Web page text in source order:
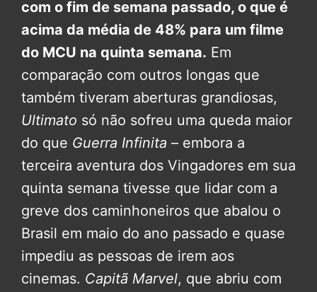
com o fim de semana passado, o que é
acima da média de 48% para um filme
do MCU na quinta semana. Em
comparação com outros longas que
também tiveram aberturas grandiosas,
Ultimato só não sofreu uma queda maior
do que Guerra Infinita – embora a
terceira aventura dos Vingadores em sua
quinta semana tivesse que lidar com a
greve dos caminhoneiros que abalou o
Brasil em maio do ano passado e quase
impediu as pessoas de irem aos
cinemas. Capitã Marvel, que abriu com